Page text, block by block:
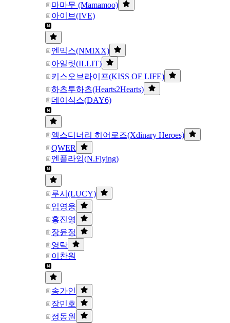
마마무 (Mamamoo)
아이브(IVE)
엔믹스(NMIXX)
아일릿(ILLIT)
키스오브라이프(KISS OF LIFE)
하츠투하츠(Hearts2Hearts)
데이식스(DAY6)
엑스디너리 히어로즈(Xdinary Heroes)
QWER
엔플라잉(N.Flying)
루시(LUCY)
임영웅
홍진영
장윤정
영탁
이찬원
송가인
장민호
정동원